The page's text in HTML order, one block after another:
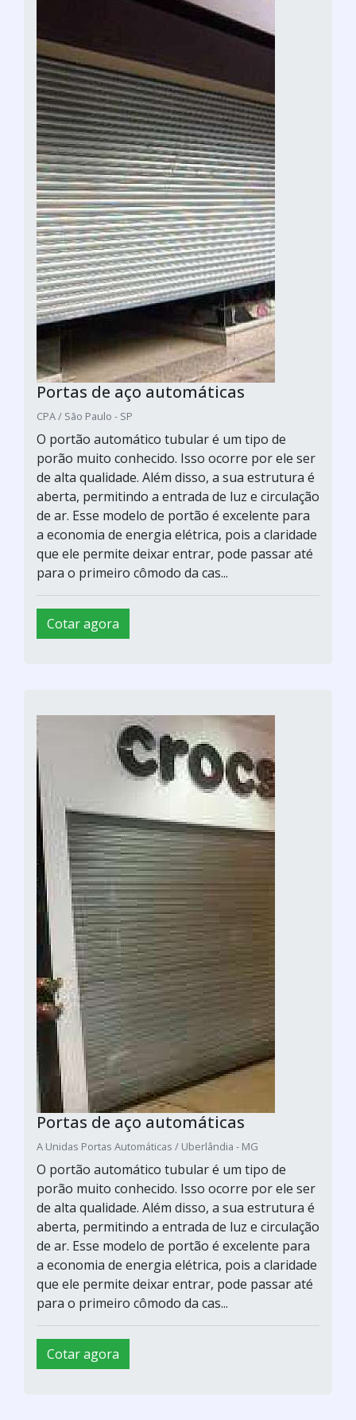
Portas de aço automáticas
CPA / São Paulo - SP
O portão automático tubular é um tipo de
porão muito conhecido. Isso ocorre por ele ser
de alta qualidade. Além disso, a sua estrutura é
aberta, permitindo a entrada de luz e circulação
de ar. Esse modelo de portão é excelente para
a economia de energia elétrica, pois a claridade
que ele permite deixar entrar, pode passar até
para o primeiro cômodo da cas...
Cotar agora
Portas de aço automáticas
A Unidas Portas Automáticas / Uberlândia - MG
O portão automático tubular é um tipo de
porão muito conhecido. Isso ocorre por ele ser
de alta qualidade. Além disso, a sua estrutura é
aberta, permitindo a entrada de luz e circulação
de ar. Esse modelo de portão é excelente para
a economia de energia elétrica, pois a claridade
que ele permite deixar entrar, pode passar até
para o primeiro cômodo da cas...
Cotar agora